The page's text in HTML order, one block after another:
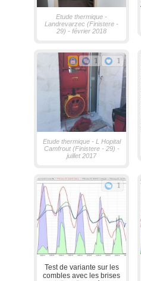
Etude thermique -
Landrevarzec (Finistere -
29) - février 2018
1 1
Etude thermique - L Hopital
Camfrout (Finistere - 29) -
juillet 2017
1
Test de variante sur les
combles avec les brises